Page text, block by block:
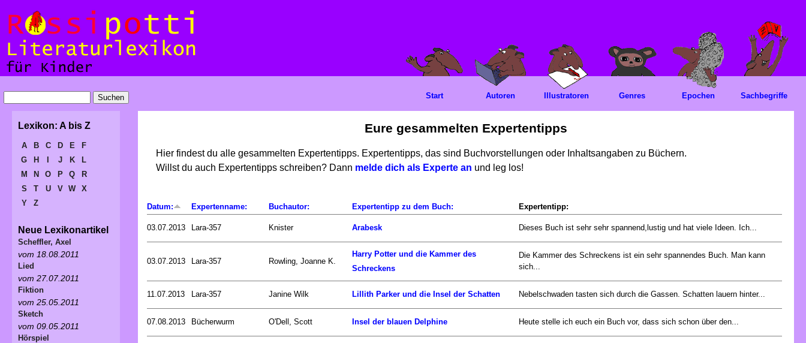
Eure gesammelten Expertentipps
Hier findest du alle gesammelten Expertentipps. Expertentipps, das sind Buchvorstellungen oder Inhaltsangaben zu Büchern.
Willst du auch Expertentipps schreiben? Dann melde dich als Experte an und leg los!
Datum: Expertenname: Buchautor: Expertentipp zu dem Buch: Expertentipp:
03.07.2013 Lara-357 Knister Arabesk Dieses Buch ist sehr sehr spannend,lustig und hat viele Ideen. Ich...
03.07.2013 Lara-357 Rowling, Joanne K.
Harry Potter und die Kammer des
Schreckens
Die Kammer des Schreckens ist ein sehr spannendes Buch. Man kann
sich...
11.07.2013 Lara-357 Janine Wilk Lillith Parker und die Insel der Schatten Nebelschwaden tasten sich durch die Gassen. Schatten lauern hinter...
07.08.2013 Bücherwurm O'Dell, Scott Insel der blauen Delphine Heute stelle ich euch ein Buch vor, dass sich schon über den...
Start Autoren Illustratoren Genres Epochen Sachbegriffe
Lexikon: A bis Z
A B C D E
F
G
H J K
L
M
N O P Q
R
S
T U V W
X
Y
Z
Neue Lexikonartikel
Scheffler, Axel
vom 18.08.2011
Lied
vom 27.07.2011
Fiktion
vom 25.05.2011
Sketch
vom 09.05.2011
Hörspiel